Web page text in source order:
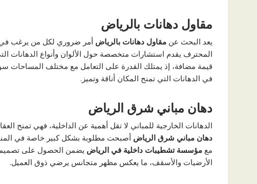
مقاول دهانات بالرياض
يعد البحث عن مقاول دهانات بالرياض أمر ضروري لكل من يرغب في
المحترف يقدم استشارات متخصصة حول الألوان وأنواع الدهانات
قيمة مضافة، إذ يمتلك القدرة على التعامل مع مختلف المساحات
في الدهانات التي تمنح المكان أناقة وتميز.
دهان مباني شرق الرياض
الدهانات الخارجية للمباني لا تقل أهمية عن الداخلية، فهي تمنح
دهان مباني شرق الرياض أصبحت مطلوبة بشكل كبير خاصة في
مع مؤسسة تشطيبات داخلية في الرياض يضمن الحصول على تصميم
الأرضيات والأسقف، ما يعكس مظهر متجانس يرضي ذوق العميل.